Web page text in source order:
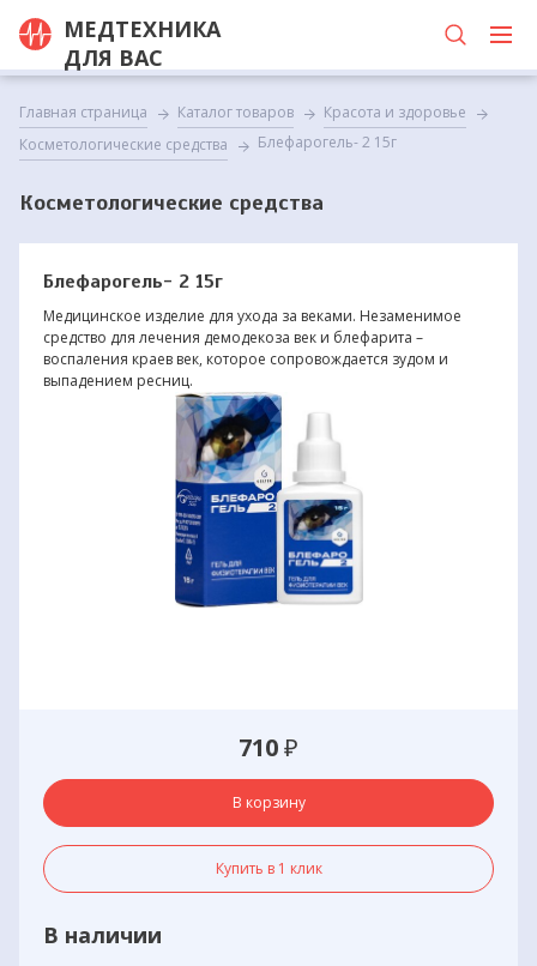
МЕДТЕХНИКА
ДЛЯ ВАС
Главная страница Каталог товаров
Красота и здоровье
Косметологические средства
Блефарогель- 2 15г
Косметологические средства
Блефарогель- 2 15г
Медицинское изделие для ухода за веками. Незаменимое
средство для лечения демодекоза век и блефарита –
воспаления краев век, которое сопровождается зудом и
выпадением ресниц.
710₽
В корзину
Купить в 1 клик
В наличии